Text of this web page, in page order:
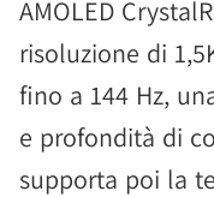
AMOLED
risoluzione di
fino a 144 Hz,
e profondità di
supporta poi la